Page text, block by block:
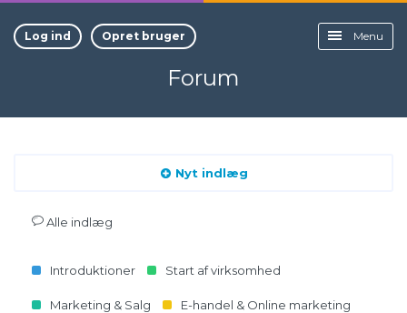
Log ind Opret bruger Menu
Forum
Nyt indlæg
Alle indlæg
Introduktioner Start af virksomhed
Marketing & Salg E-handel & Online marketing